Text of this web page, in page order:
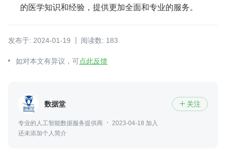
的医学知识和经验，提供更加全面和专业的服务。
发布于: 2024-01-19 阅读数: 183
如对本文有异议，可点此反馈
数据堂  关注
专业的人工智能数据服务提供商
2023-04-18 加入
还未添加个人简介